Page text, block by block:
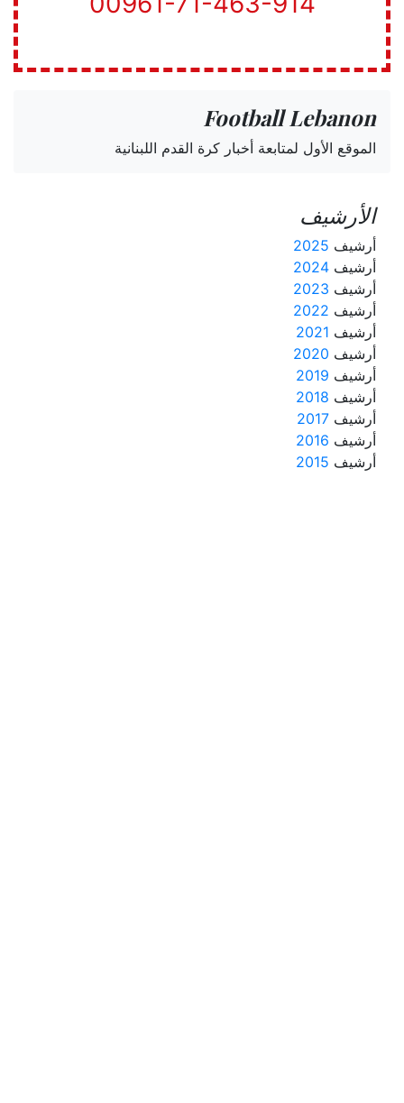
Football Lebanon
الموقع الأول لمتابعة أخبار كرة القدم اللبنانية
الأرشيف
أرشيف 2025
أرشيف 2024
أرشيف 2023
أرشيف 2022
أرشيف 2021
أرشيف 2020
أرشيف 2019
أرشيف 2018
أرشيف 2017
أرشيف 2016
أرشيف 2015